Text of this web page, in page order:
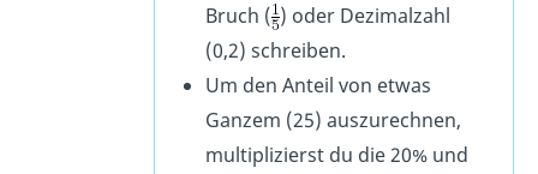
Bruch ( ) oder Dezimalzahl
(0,2) schreiben.
Um den Anteil von etwas
Ganzem (25) auszurechnen,
multiplizierst du die 20% und